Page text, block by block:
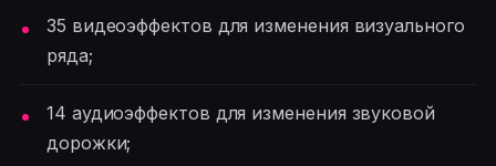
35 видеоэффектов для изменения визуального
ряда;
14 аудиоэффектов для изменения звуковой
дорожки;